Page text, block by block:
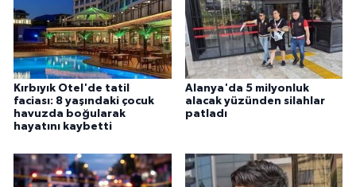
Kırbıyık Otel'de tatil
faciası: 8 yaşındaki çocuk
havuzda boğularak
hayatını kaybetti
Alanya'da 5 milyonluk
alacak yüzünden silahlar
patladı